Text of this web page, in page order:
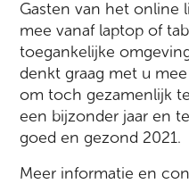
Gasten van het online
mee vanaf laptop of
toegankelijke
denkt graag met u
om toch gezamenlijk
een bijzonder jaar en
goed en gezond 2021.
Meer informatie en